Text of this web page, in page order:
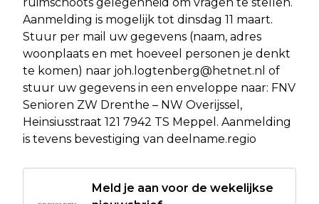
ruimschoots gelegenheid om vragen te stellen.
Aanmelding is mogelijk tot dinsdag 11 maart.
Stuur per mail uw gegevens (naam, adres
woonplaats en met hoeveel personen je denkt
te komen) naar joh.logtenberg@hetnet.nl of
stuur uw gegevens in een enveloppe naar: FNV
Senioren ZW Drenthe – NW Overijssel,
Heinsiusstraat 121 7942 TS Meppel. Aanmelding
is tevens bevestiging van deelname.regio
Meld je aan voor de wekelijkse